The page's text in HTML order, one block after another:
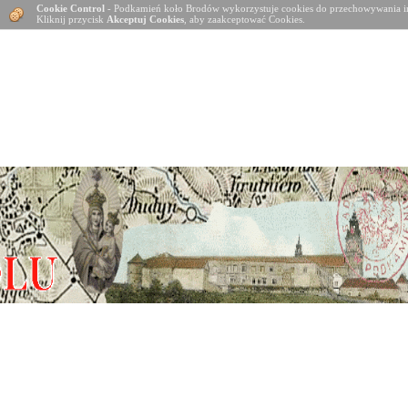
Cookie Control - Podkamień koło Brodów wykorzystuje cookies do
Kliknij przycisk Akceptuj Cookies , aby zaakceptować Cookies.